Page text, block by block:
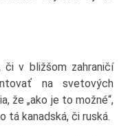
či v bližšom zahraničí
na svetových
že „ako je to možné“,
tá kanadská, či ruská.